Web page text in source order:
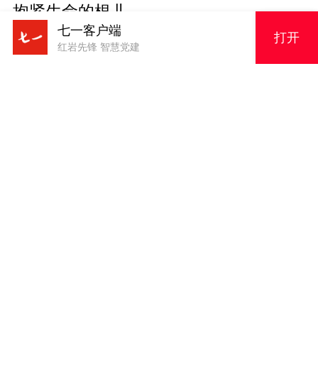
抱紧生命的根儿
（作者系中国西部散文学会会员、山西
七一客户端
红岩先锋 智慧党建
打开